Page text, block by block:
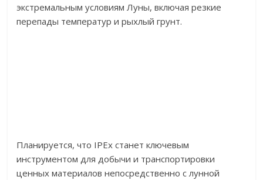
экстремальным условиям Луны, включая резкие
перепады температур и рыхлый грунт.
Планируется, что IPEx станет ключевым
инструментом для добычи и транспортировки
ценных материалов непосредственно с лунной